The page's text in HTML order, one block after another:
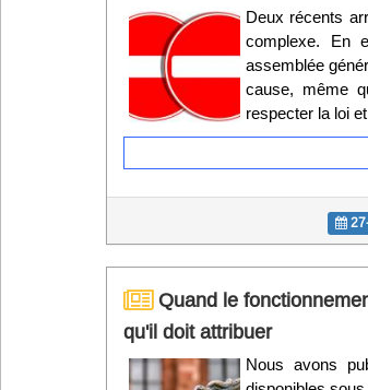
Deux récents
complexe. En
assemblée
cause, même
respecter la loi
Quand le
qu'il doit attribuer
Nous avons